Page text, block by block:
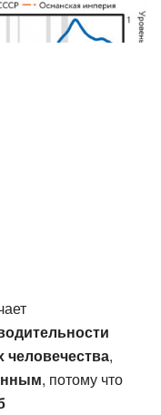
человечества,
, потому что